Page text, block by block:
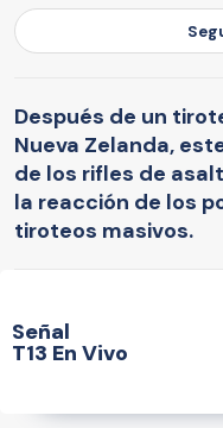
Después de un
Nueva Zelanda,
de los rifles de
la reacción de los
tiroteos masivos.
Señal
T13 En Vivo